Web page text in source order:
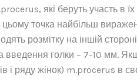
які беруть участь в
точка найбільш
розмітку на іншій
голки – 7-10 мм.
і ряду жінок) m.procerus